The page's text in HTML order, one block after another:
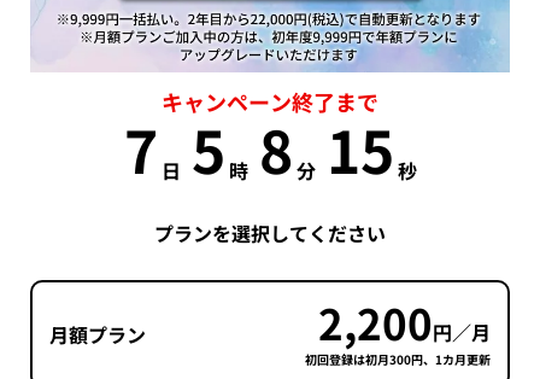
キャンペーン終了まで
7 日 5 時 8 分 14 秒
プランを選択してください
月額プラン 2,200円／月
初回登録は初月300円、1カ月更新